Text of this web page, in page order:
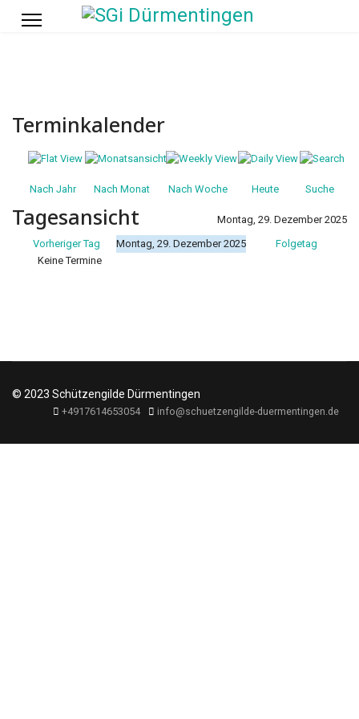
Terminkalender
Nach Jahr Nach Monat Nach Woche Heute Suche
Tagesansicht
Montag, 29. Dezember 2025
Vorheriger Tag
Montag, 29. Dezember 2025
Folgetag
Keine Termine
© 2023 Schützengilde Dürmentingen
+4917614653054 info@schuetzengilde-duermentingen.de